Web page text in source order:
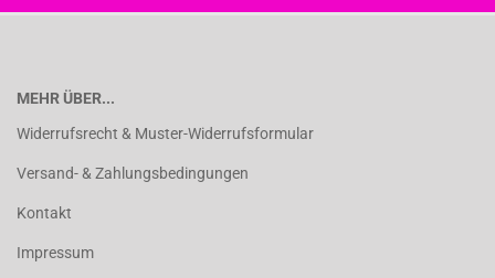
MEHR ÜBER...
Widerrufsrecht & Muster-Widerrufsformular
Versand- & Zahlungsbedingungen
Kontakt
Impressum